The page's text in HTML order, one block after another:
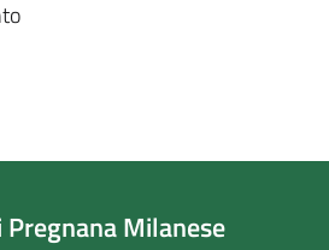
Pregnana Milanese